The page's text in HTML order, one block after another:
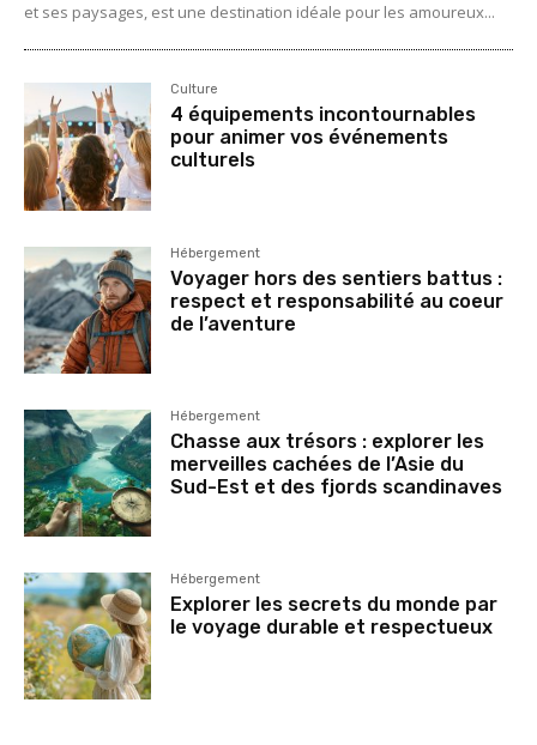
et ses paysages, est une destination idéale pour les amoureux...
Culture
4 équipements incontournables
pour animer vos événements
culturels
Hébergement
Voyager hors des sentiers battus :
respect et responsabilité au coeur
de l’aventure
Hébergement
Chasse aux trésors : explorer les
merveilles cachées de l’Asie du
Sud-Est et des fjords scandinaves
Hébergement
Explorer les secrets du monde par
le voyage durable et respectueux